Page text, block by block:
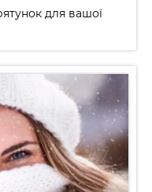
для вашої